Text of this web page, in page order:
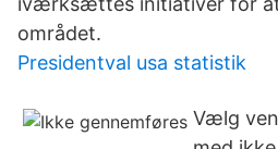
området.
Presidentval usa statistik
Vælg